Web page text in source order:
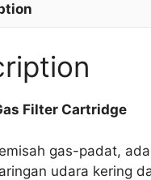
Filter Cartridge
gas-padat,
udara kering